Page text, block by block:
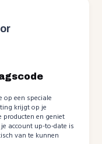
een speciale
krijgt op je
en geniet
account up-to-date is
van te kunnen